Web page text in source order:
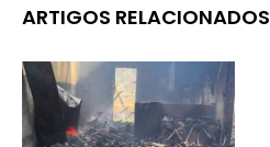
ARTIGOS RELACIONADOS